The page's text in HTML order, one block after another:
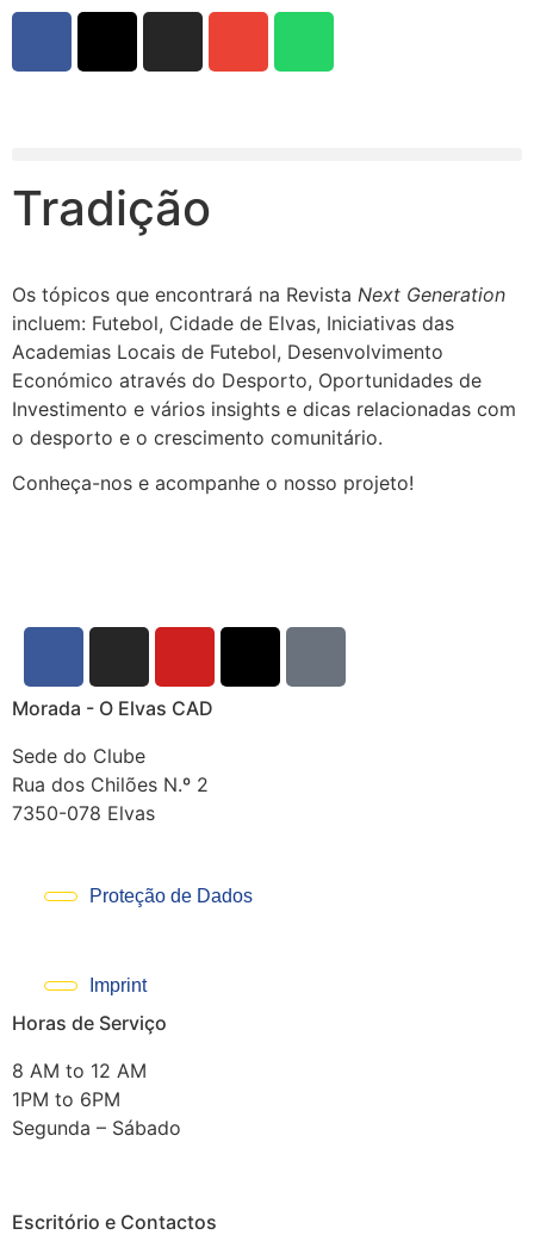
Tradição
Os tópicos que encontrará na Revista Next Generation
incluem: Futebol, Cidade de Elvas, Iniciativas das
Academias Locais de Futebol, Desenvolvimento
Económico através do Desporto, Oportunidades de
Investimento e vários insights e dicas relacionadas com
o desporto e o crescimento comunitário.
Conheça-nos e acompanhe o nosso projeto!
Morada - O Elvas CAD
Sede do Clube
Rua dos Chilões N.º 2
7350-078 Elvas
Proteção de Dados
Imprint
Horas de Serviço
8 AM to 12 AM
1PM to 6PM
Segunda – Sábado
Escritório e Contactos